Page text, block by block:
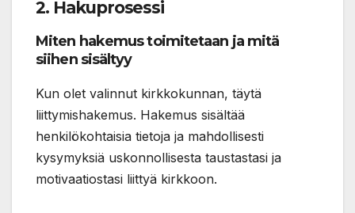
2. Hakuprosessi
Miten hakemus toimitetaan ja mitä
siihen sisältyy
Kun olet valinnut kirkkokunnan, täytä
liittymishakemus. Hakemus sisältää
henkilökohtaisia tietoja ja mahdollisesti
kysymyksiä uskonnollisesta taustastasi ja
motivaatiostasi liittyä kirkkoon.